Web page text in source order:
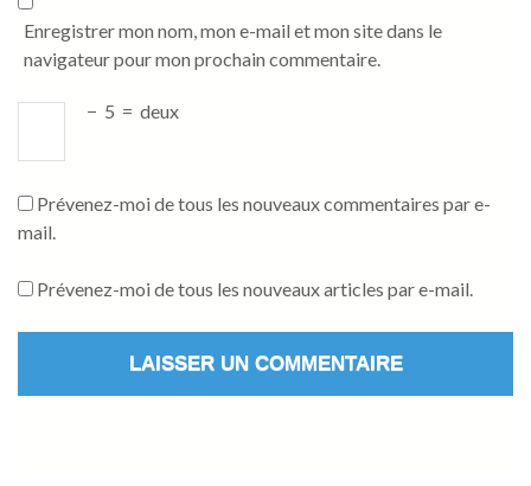
Enregistrer mon nom, mon e-mail et mon site dans le
navigateur pour mon prochain commentaire.
− 5 = deux
Prévenez-moi de tous les nouveaux commentaires par e-
mail.
Prévenez-moi de tous les nouveaux articles par e-mail.